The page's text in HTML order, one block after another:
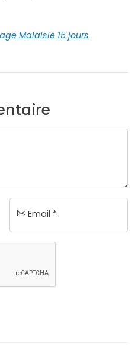
Malaisie 15 jours
Email *